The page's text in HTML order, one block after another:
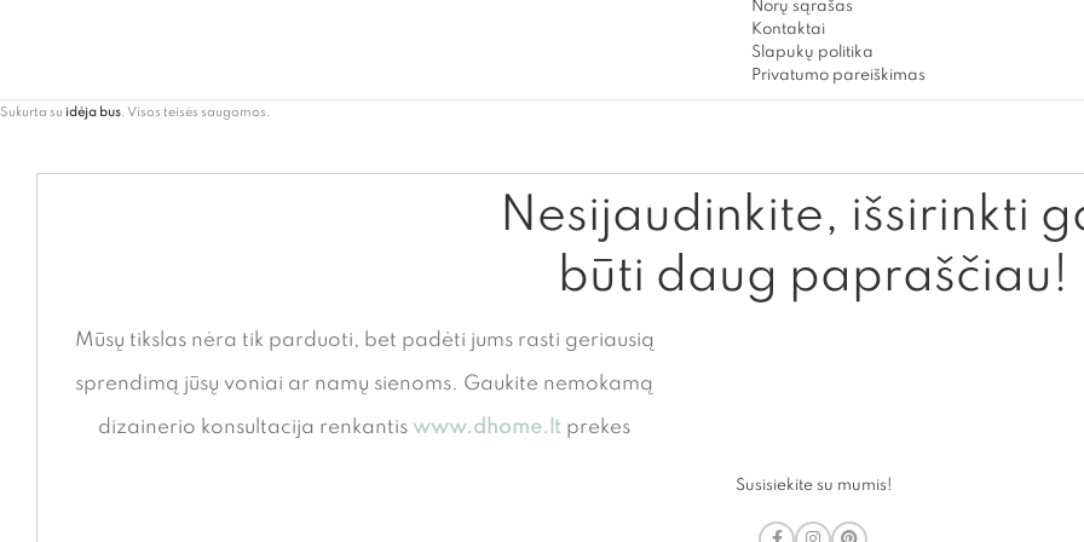
Norų sąrašas
Kontaktai
Slapukų politika
Privatumo pareiškimas
Sukurta su idėja bus . Visos teisės saugomos.
Nesijaudinkite, išsirinkti
būti daug papraščiau!
Mūsų tikslas nėra tik parduoti, bet padėti jums rasti geriausią
sprendimą jūsų voniai ar namų sienoms. Gaukite nemokamą
dizainerio konsultacija renkantis www.dhome.lt prekes
Susisiekite su mumis!